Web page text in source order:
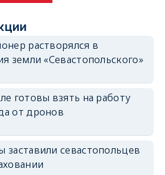
растворялся в
земли «Севастопольского»
готовы взять на работу
от дронов
заставили севастопольцев